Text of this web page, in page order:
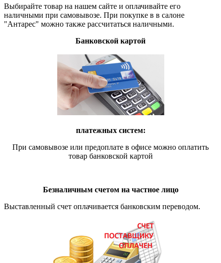
Выбирайте товар на нашем сайте и оплачивайте его
наличными при самовывозе. При покупке в в салоне
"Антарес" можно также рассчитаться наличными.
Банковской картой
платежных систем:
При самовывозе или предоплате в офисе можно оплатить
товар банковской картой
Безналичным счетом на частное лицо
Выставленный счет оплачивается банковским переводом.